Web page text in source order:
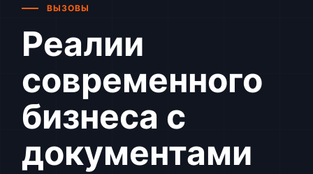
ВЫЗОВЫ
Реалии
современного
бизнеса с
документами